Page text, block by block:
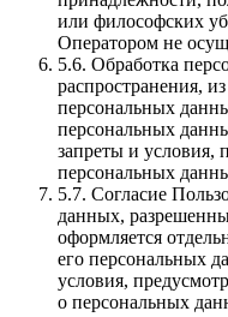
или философских
Оператором не
5.6. Обработка
распространения,
персональных
персональных
запреты и условия,
персональных
5.7. Согласие
данных,
оформляется
его персональных
условия,
о персональных